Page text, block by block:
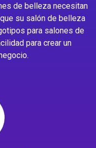
de belleza necesitan
su salón de belleza
para salones de
para crear un